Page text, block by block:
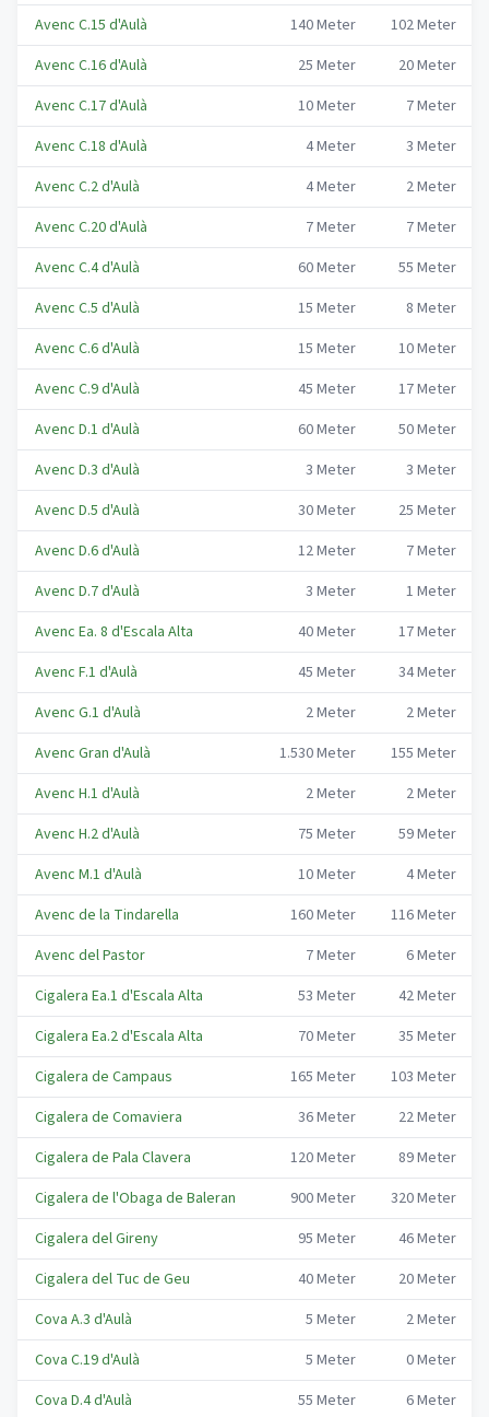
Avenc C.15 d'Aulà
140Meter 102Meter
Avenc C.16 d'Aulà
25 Meter 20Meter
Avenc C.17 d'Aulà
10Meter 7Meter
Avenc C.18 d'Aulà
4Meter 3 Meter
Avenc C.2 d'Aulà
4Meter 2Meter
Avenc C.20 d'Aulà
7Meter 7Meter
Avenc C.4 d'Aulà
60Meter 55 Meter
Avenc C.5 d'Aulà
15 Meter 8 Meter
Avenc C.6 d'Aulà
15 Meter 10Meter
Avenc C.9 d'Aulà
45 Meter 17Meter
Avenc D.1 d'Aulà
60Meter 50Meter
Avenc D.3 d'Aulà
3 Meter 3 Meter
Avenc D.5 d'Aulà
30Meter 25 Meter
Avenc D.6 d'Aulà
12Meter 7Meter
Avenc D.7 d'Aulà
3 Meter 1 Meter
Avenc Ea. 8 d'Escala Alta
40Meter 17Meter
Avenc F.1 d'Aulà
45 Meter 34Meter
Avenc G.1 d'Aulà
2Meter 2Meter
Avenc Gran d'Aulà
1.530Meter 155 Meter
Avenc H.1 d'Aulà
2Meter 2Meter
Avenc H.2 d'Aulà
75 Meter 59Meter
Avenc M.1 d'Aulà
10Meter 4Meter
Avenc de la Tindarella
160Meter 116Meter
Avenc del Pastor
7Meter 6Meter
Cigalera Ea.1 d'Escala Alta
53 Meter 42Meter
Cigalera Ea.2 d'Escala Alta
70Meter 35 Meter
Cigalera de Campaus
165 Meter 103 Meter
Cigalera de Comaviera
36Meter 22Meter
Cigalera de Pala Clavera
120Meter 89Meter
Cigalera de l'Obaga de Baleran
900Meter 320Meter
Cigalera del Gireny
95 Meter 46Meter
Cigalera del Tuc de Geu
40Meter 20Meter
Cova A.3 d'Aulà
5 Meter 2Meter
Cova C.19 d'Aulà
5 Meter 0Meter
Cova D.4 d'Aulà
55 Meter 6Meter